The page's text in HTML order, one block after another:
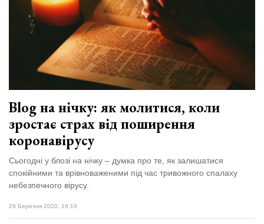
Blog на нічку: як молитися, коли
зростає страх від поширення
коронавірусу
Сьогодні у блозі на нічку – думка про те, як залишатися
спокійними та врівноваженими під час тривожного спалаху
небезпечного вірусу.
29 Березня 2020, 16:19